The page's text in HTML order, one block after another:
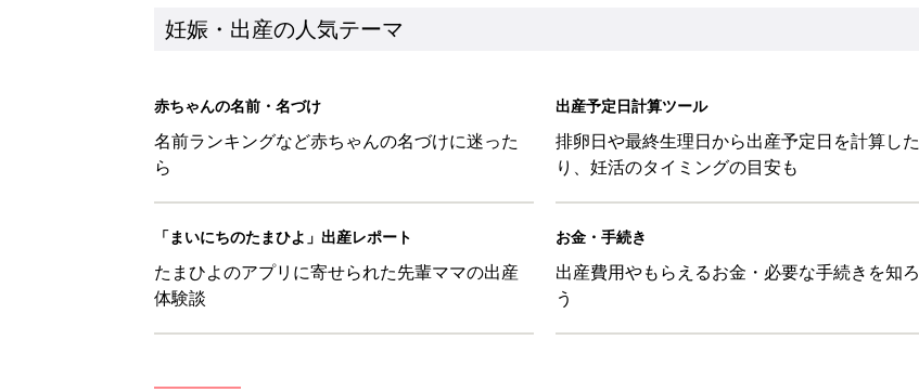
妊娠・出産の人気テーマ
赤ちゃんの名前・名づけ
名前ランキングなど赤ちゃんの名づけに迷った
ら
出産予定日計算ツール
排卵日や最終生理日から出産予定日を計算した
り、妊活のタイミングの目安も
「まいにちのたまひよ」出産レポート
たまひよのアプリに寄せられた先輩ママの出産
体験談
お金・手続き
出産費用やもらえるお金・必要な手続きを知ろ
う